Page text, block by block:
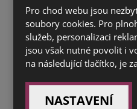
Jméno a příjmení *
E-mail*
Pro chod webu jsou
soubory cookies. Pro
služeb, personalizaci
jsou však nutné povolit i
na následující tlačítko, je
NASTAVENÍ